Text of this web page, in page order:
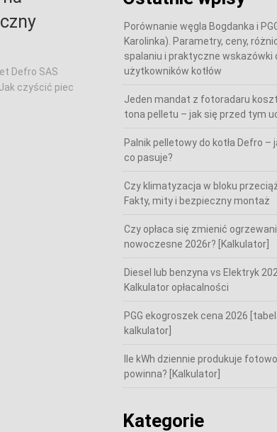
Defro SAS
czyścić piec
Porównanie węgla Bogdanka i
Karolinka). Parametry, ceny,
spalaniu i praktyczne wskazówki
użytkowników kotłów
Jeden mandat z fotoradaru
tona pelletu – jak się przed tym
Palnik pelletowy do kotła Defro –
co pasuje?
Czy klimatyzacja w bloku
Fakty, mity i bezpieczny montaż
Czy opłaca się zmienić
nowoczesne 2026r? [Kalkulator]
Diesel lub benzyna vs Elektryk
Kalkulator opłacalności
PGG ekogroszek cena 2026
kalkulator]
Ile kWh dziennie produkuje
powinna? [Kalkulator]
Kategorie